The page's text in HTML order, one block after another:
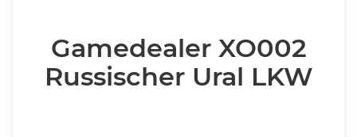
Gamedealer XO002
Russischer Ural LKW